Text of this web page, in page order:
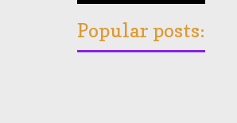
Popular posts: